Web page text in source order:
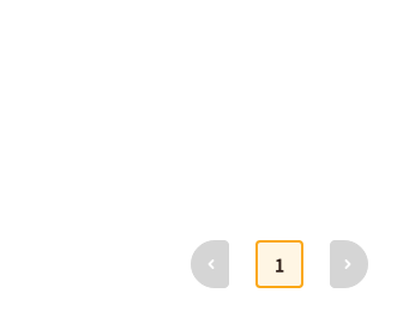
前へ
1
次へ